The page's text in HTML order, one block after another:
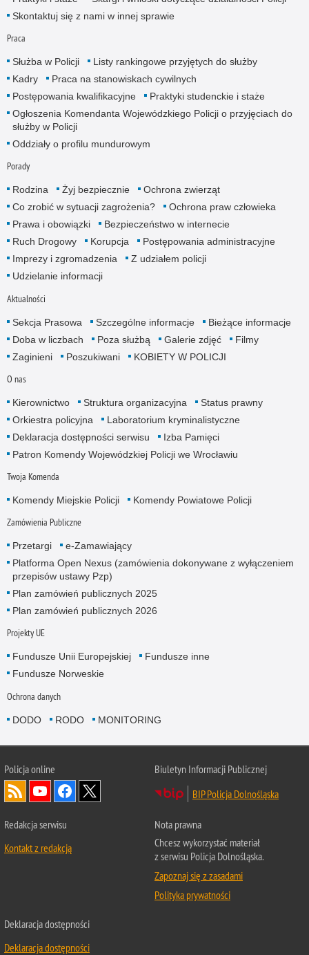
Skontaktuj się z nami w innej sprawie
Praca
Służba w Policji
Listy rankingowe przyjętych do służby
Kadry
Praca na stanowiskach cywilnych
Postępowania kwalifikacyjne
Praktyki studenckie i staże
Ogłoszenia Komendanta Wojewódzkiego Policji o przyjęciach do
służby w Policji
Oddziały o profilu mundurowym
Porady
Rodzina Żyj bezpiecznie
Ochrona zwierząt
Co zrobić w sytuacji zagrożenia?
Ochrona praw człowieka
Prawa i obowiązki
Bezpieczeństwo w internecie
Ruch Drogowy
Korupcja
Postępowania administracyjne
Imprezy i zgromadzenia
Z udziałem policji
Udzielanie informacji
Aktualności
Sekcja Prasowa Szczególne informacje
Bieżące informacje
Doba w liczbach
Poza służbą Galerie zdjęć
Filmy
Zaginieni
Poszukiwani KOBIETY W POLICJI
O nas
Kierownictwo Struktura organizacyjna
Status prawny
Orkiestra policyjna
Laboratorium kryminalistyczne
Deklaracja dostępności serwisu
Izba Pamięci
Patron Komendy Wojewódzkiej Policji we Wrocławiu
Twoja Komenda
Komendy Miejskie Policji Komendy Powiatowe Policji
Zamówienia Publiczne
Przetargi
e-Zamawiający
Platforma Open Nexus (zamówienia dokonywane z wyłączeniem
przepisów ustawy Pzp)
Plan zamówień publicznych 2025
Plan zamówień publicznych 2026
Projekty UE
Fundusze Unii Europejskiej
Fundusze inne
Fundusze Norweskie
Ochrona danych
DODO RODO MONITORING
Policjaonline
Biuletyn Informacji Publicznej
BIP Policja Dolnośląska
Redakcja serwisu
Kontakt z redakcją
Nota prawna
Chcesz wykorzystać materiał
z serwisu Policja Dolnośląska.
Zapoznaj się z zasadami
Polityka prywatności
Deklaracja dostępności
Deklaracja dostępności